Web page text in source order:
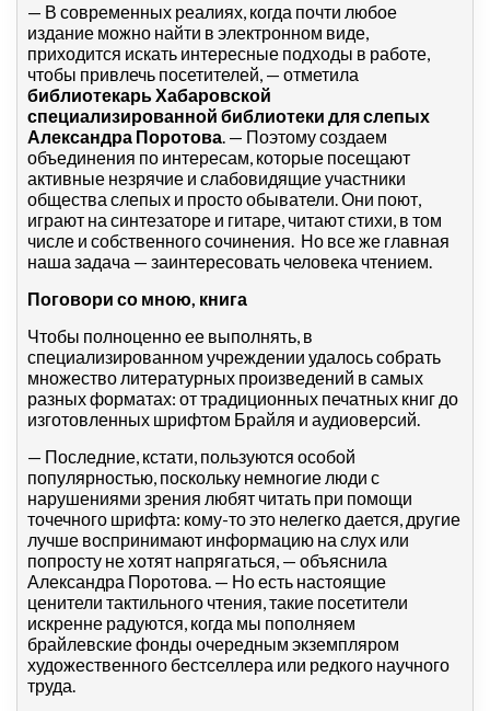
— В современных реалиях, когда почти любое
издание можно найти в электронном виде,
приходится искать интересные подходы в работе,
чтобы привлечь посетителей, — отметила
библиотекарь Хабаровской
специализированной библиотеки для слепых
Александра Поротова. — Поэтому создаем
объединения по интересам, которые посещают
активные незрячие и слабовидящие участники
общества слепых и просто обыватели. Они поют,
играют на синтезаторе и гитаре, читают стихи, в том
числе и собственного сочинения. Но все же главная
наша задача — заинтересовать человека чтением.
Поговори со мною, книга
Чтобы полноценно ее выполнять, в
специализированном учреждении удалось собрать
множество литературных произведений в самых
разных форматах: от традиционных печатных книг до
изготовленных шрифтом Брайля и аудиоверсий.
— Последние, кстати, пользуются особой
популярностью, поскольку немногие люди с
нарушениями зрения любят читать при помощи
точечного шрифта: кому-то это нелегко дается, другие
лучше воспринимают информацию на слух или
попросту не хотят напрягаться, — объяснила
Александра Поротова. — Но есть настоящие
ценители тактильного чтения, такие посетители
искренне радуются, когда мы пополняем
брайлевские фонды очередным экземпляром
художественного бестселлера или редкого научного
труда.